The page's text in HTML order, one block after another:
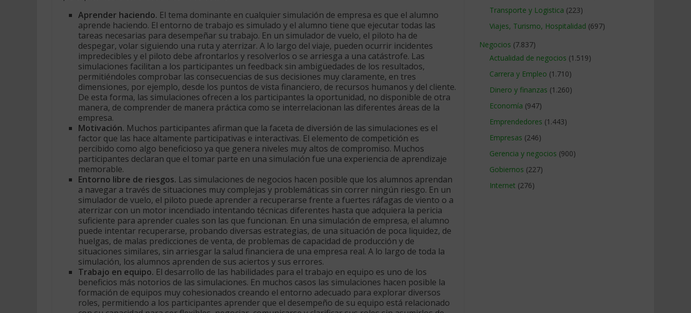
Aprender haciendo. El tema dominante en cualquier simulación de empresa es que el alumno
aprende haciendo. El entorno de trabajo es simulado y el alumno tiene que ejecutar todas las
tareas necesarias para desempeñar su trabajo. En un simulador de vuelo, el piloto ha de
despegar, volar siguiendo una ruta y aterrizar. A lo largo del viaje, pueden ocurrir incidentes
impredecibles y el piloto debe afrontarlos y resolverlos o se arriesga a una catástrofe. Las
simulaciones facilitan a los participantes un feedback sin ambigüedades de los resultados,
permitiéndoles comprobar las consecuencias de sus decisiones muy claramente, en tres
dimensiones, por ejemplo, desde los puntos de vista financiero, de recursos humanos y del cliente.
De esta forma, las simulaciones ofrecen a los participantes la oportunidad, no disponible de otra
manera, de comprender de manera práctica como se interrelacionan las diferentes áreas de la
empresa.
Motivación. Muchos participantes afirman que la faceta de diversión de las simulaciones es el
factor que las hace altamente participativas e interactivas. El elemento de competición es
percibido como algo beneficioso ya que genera niveles muy altos de compromiso. Muchos
participantes declaran que el tomar parte en una simulación fue una experiencia de aprendizaje
memorable.
Entorno libre de riesgos. Las simulaciones de negocios hacen posible que los alumnos aprendan
a navegar a través de situaciones muy complejas y problemáticas sin correr ningún riesgo. En un
simulador de vuelo, el piloto puede aprender a recuperarse frente a fuertes ráfagas de viento o a
aterrizar con un motor incendiado intentando técnicas diferentes hasta que adquiera la pericia
suficiente para aprender cuales son las que funcionan. En una simulación de empresa, el alumno
puede intentar recuperarse, probando diversas estrategias, de una situación de poca liquidez, de
huelgas, de malas predicciones de venta, de problemas de capacidad de producción y de
situaciones similares, sin arriesgar la salud financiera de una empresa real. A lo largo de toda la
simulación, los alumnos aprenden de sus aciertos y sus errores.
Trabajo en equipo. El desarrollo de las habilidades para el trabajo en equipo es uno de los
beneficios más notorios de las simulaciones. En muchos casos las simulaciones hacen posible la
formación de equipos muy cohesionados creando el entorno adecuado para explorar diversos
roles, permitiendo a los participantes aprender que el desempeño de su equipo está relacionado
Transporte y Logistica (223)
Viajes, Turismo, Hospitalidad (697)
Negocios (7.837)
Actualidad de negocios (1.519)
Carrera y Empleo (1.710)
Dinero y finanzas (1.260)
Economía (947)
Emprendedores (1.443)
Empresas (246)
Gerencia y negocios (900)
Gobiernos (227)
Internet (276)